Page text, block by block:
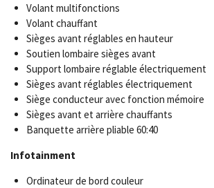
Volant multifonctions
Volant chauffant
Sièges avant réglables en hauteur
Soutien lombaire sièges avant
Support lombaire réglable électriquement
Sièges avant réglables électriquement
Siège conducteur avec fonction mémoire
Sièges avant et arrière chauffants
Banquette arrière pliable 60:40
Infotainment
Ordinateur de bord couleur